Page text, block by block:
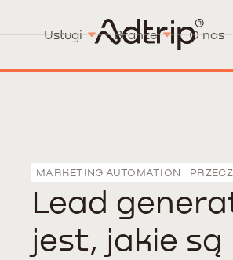
Usługi Branże O nas
MARKETING AUTOMATION
Lead
jest, jakie są